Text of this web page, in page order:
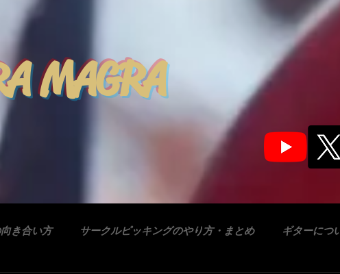
き合い方 サークルピッキングのやり方・まとめ ギターにつ
MAGRA